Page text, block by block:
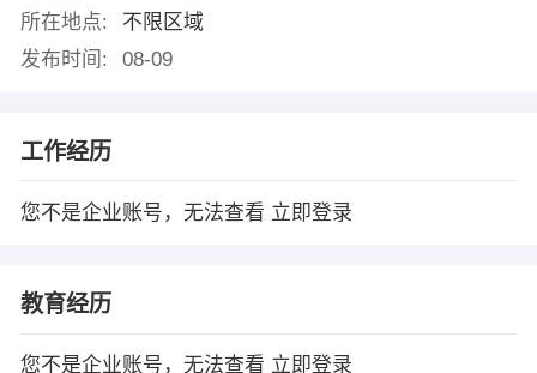
所在地点:
不限区域
发布时间:
08-09
工作经历
您不是企业账号，无法查看 立即登录
教育经历
您不是企业账号，无法查看 立即登录